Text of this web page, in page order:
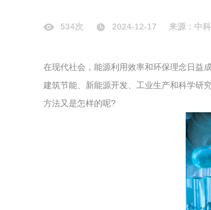
综合检测
534次 2024-12-17 来源：中
在现代社会，能源利用效率和环保理念日益
建筑节能、新能源开发、工业生产和科学研
方法又是怎样的呢?